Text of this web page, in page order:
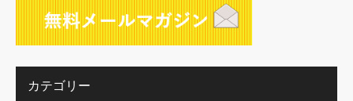
カテゴリー